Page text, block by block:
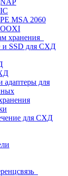
MSA 2060
хранения
и SSD для СХД
адаптеры для
для СХД